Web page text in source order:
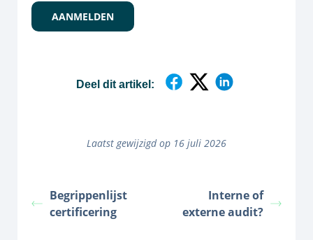
AANMELDEN
Deel dit artikel:
Laatst gewijzigd op 16 juli 2026
Begrippenlijst
certificering
Interne of
externe audit?